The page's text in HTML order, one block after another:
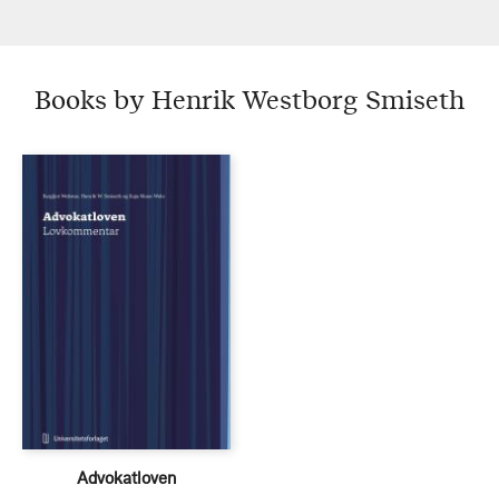
Books by Henrik Westborg Smiseth
Advokatloven